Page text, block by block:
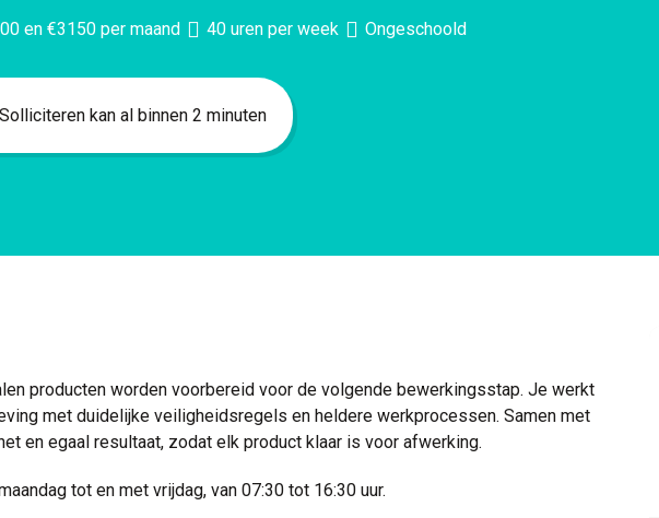
en €3150 per maand 40 uren per week Ongeschoold
Solliciteren kan al binnen 2 minuten
producten worden voorbereid voor de volgende bewerkingsstap. Je werkt
met duidelijke veiligheidsregels en heldere werkprocessen. Samen met
en egaal resultaat, zodat elk product klaar is voor afwerking.
tot en met vrijdag, van 07:30 tot 16:30 uur.